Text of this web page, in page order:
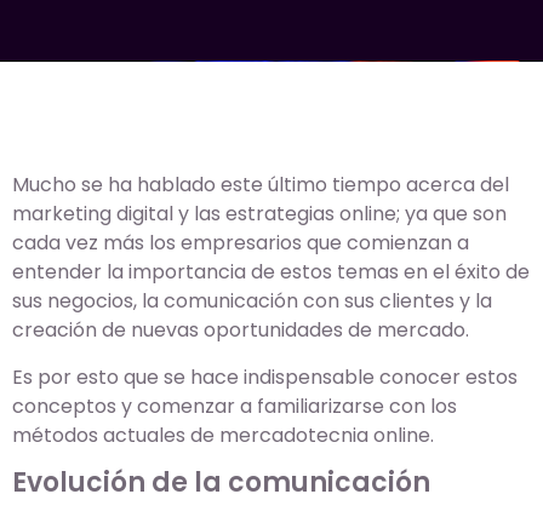
Mucho se ha hablado este último tiempo acerca del
marketing digital y las estrategias online; ya que son
cada vez más los empresarios que comienzan a
entender la importancia de estos temas en el éxito de
sus negocios, la comunicación con sus clientes y la
creación de nuevas oportunidades de mercado.
Es por esto que se hace indispensable conocer estos
conceptos y comenzar a familiarizarse con los
métodos actuales de mercadotecnia online.
Evolución de la comunicación